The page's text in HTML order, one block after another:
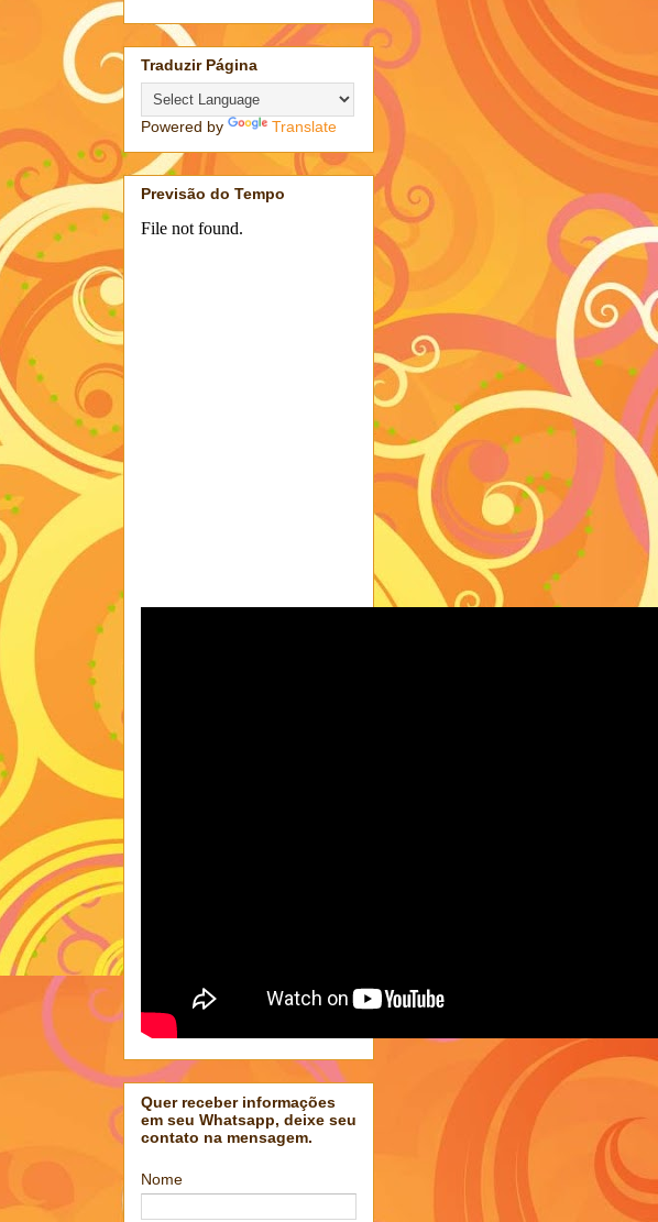
Traduzir Página
Powered by Translate
Previsão do Tempo
Quer receber informações
em seu Whatsapp, deixe seu
contato na mensagem.
Nome